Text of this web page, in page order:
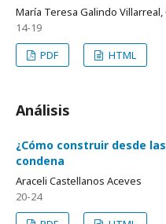
María Teresa Galindo
14-19
PDF
HTML
Análisis
¿Cómo construir desde
condena
Araceli Castellanos Aceves
20-24